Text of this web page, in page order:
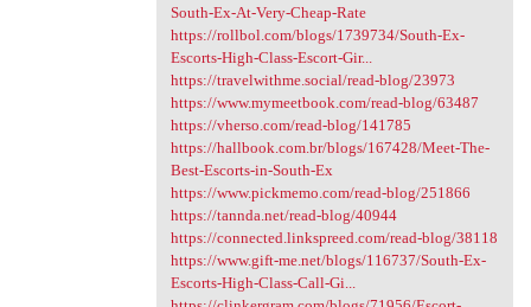
South-Ex-At-Very-Cheap-Rate
https://rollbol.com/blogs/1739734/South-Ex-
Escorts-High-Class-Escort-Gir...
https://travelwithme.social/read-blog/23973
https://www.mymeetbook.com/read-blog/63487
https://vherso.com/read-blog/141785
https://hallbook.com.br/blogs/167428/Meet-The-
Best-Escorts-in-South-Ex
https://www.pickmemo.com/read-blog/251866
https://tannda.net/read-blog/40944
https://connected.linkspreed.com/read-blog/38118
https://www.gift-me.net/blogs/116737/South-Ex-
Escorts-High-Class-Call-Gi...